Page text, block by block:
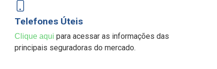
Telefones Úteis
Clique aqui para acessar as informações das
principais seguradoras do mercado.